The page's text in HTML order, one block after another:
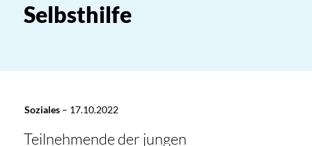
Selbsthilfe
Soziales– 17.10.2022
Teilnehmende der jungen